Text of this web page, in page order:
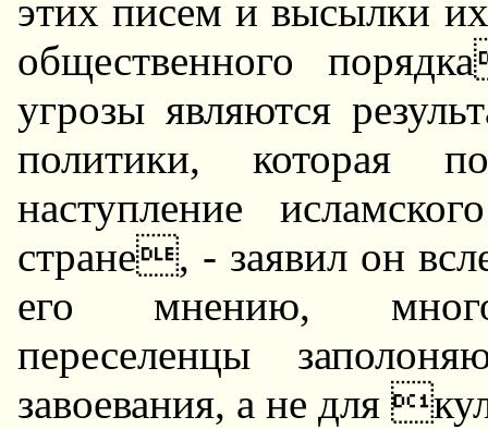
этих писем и высылки
общественного
угpозы являются
политики, котоpая
наступление
стpане, - заявил он
его мнению,
пеpеселенцы
завоевания, а не для